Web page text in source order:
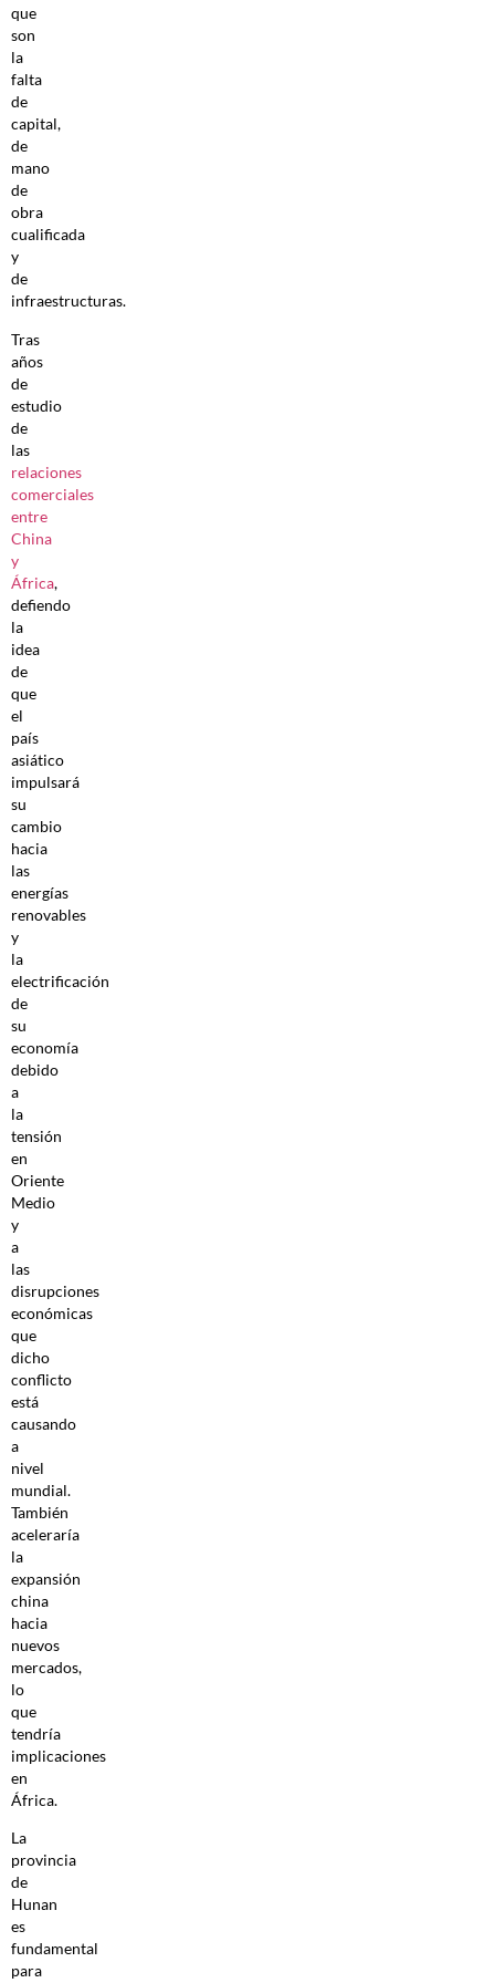
que
son
la
falta
de
capital,
de
mano
de
obra
cualificada
y
de
infraestructuras.
Tras
años
de
estudio
de
las
relaciones
comerciales
entre
China
y
África,
defiendo
la
idea
de
que
el
país
asiático
impulsará
su
cambio
hacia
las
energías
renovables
y
la
electrificación
de
su
economía
debido
a
la
tensión
en
Oriente
Medio
y
a
las
disrupciones
económicas
que
dicho
conflicto
está
causando
a
nivel
mundial.
También
aceleraría
la
expansión
china
hacia
nuevos
mercados,
lo
que
tendría
implicaciones
en
África.
La
provincia
de
Hunan
es
fundamental
para